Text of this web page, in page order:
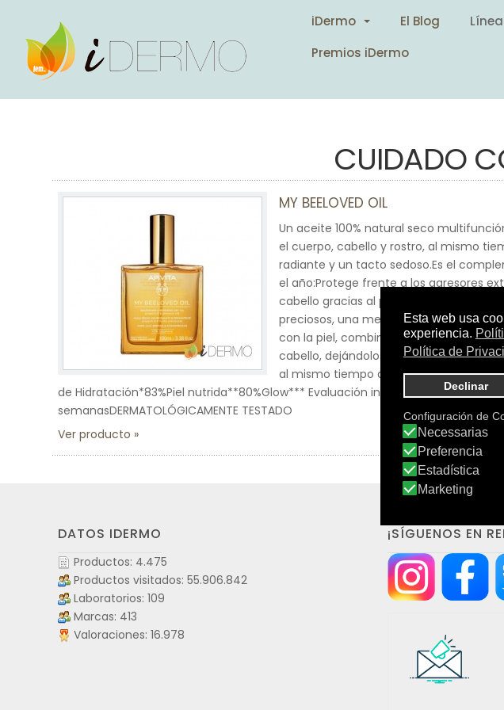
iDermo El Blog
Premios iDermo
CUIDADO
MY BEELOVED OIL
Un aceite 100% natural seco
el cuerpo, cabello y rostro, al mismo
radiante y un tacto sedoso.Es el
el año:Protege frente a los agresores
cabello gracias al propóleo.Nutre en
preciosos, una mezcla única de 3
con la piel, combinados con 3 aceites
cabello, dejándolos suaves y luminosos
al mismo tiempo que proporciona una
de Hidratación*83%Piel nutrida**80%Glow*** Evaluación instrumental
semanasDERMATOLÓGICAMENTE TESTADO
Ver producto
DATOS IDERMO
Productos: 4.475
Productos visitados: 55.906.842
Laboratorios: 109
Marcas: 413
Valoraciones: 16.978
¡SÍGUENOS EN